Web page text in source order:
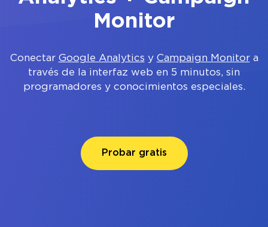
Monitor
Conectar Google Analytics y Campaign Monitora
través de la interfaz web en 5 minutos, sin
programadores y conocimientos especiales.
Probar gratis